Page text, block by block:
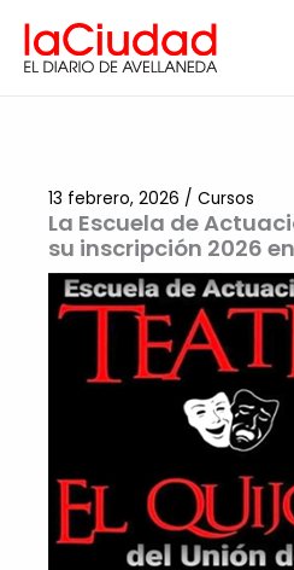
contenido
La Escuela de
su inscripción 2026
13 febrero, 2026 / Cursos